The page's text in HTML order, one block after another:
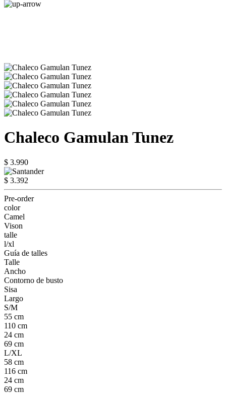
Chaleco Gamulan Tunez
$ 3.990
$ 3.392
Pre-order
color
Camel
Vison
talle
l/xl
Guía de talles
Talle
Ancho
Contorno de busto
Sisa
Largo
S/M
55 cm
110 cm
24 cm
69 cm
L/XL
58 cm
116 cm
24 cm
69 cm